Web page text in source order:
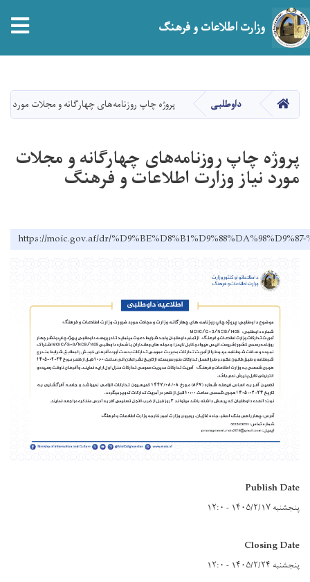
main
content
وزارت اطلاعات و فرهنگ
صفحه اصلیداوطلبی پروژه چاپ روزنامه‌های چهارگانه و مجلات مورد
پروژه چاپ روزنامه‌های چهارگانه و مجلات
مورد نیاز وزارت اطلاعات و فرهنگ
https://moic.gov.af/dr/
Publish Date
پنجشنبه ۱۴۰۵/۲/۱۷ - ۱۲:۰
Closing Date
پنجشنبه ۱۴۰۵/۲/۲۴ - ۱۲:۰